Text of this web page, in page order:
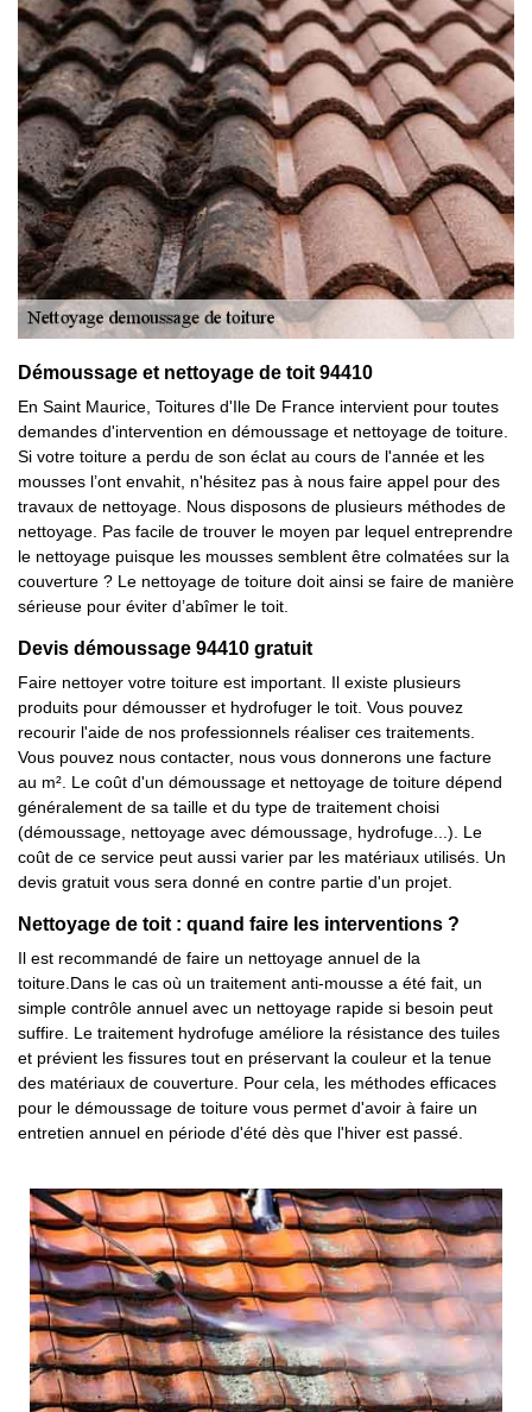
Démoussage et nettoyage de toit 94410
En Saint Maurice, Toitures d'Ile De France intervient pour toutes
demandes d'intervention en démoussage et nettoyage de toiture.
Si votre toiture a perdu de son éclat au cours de l'année et les
mousses l’ont envahit, n'hésitez pas à nous faire appel pour des
travaux de nettoyage. Nous disposons de plusieurs méthodes de
nettoyage. Pas facile de trouver le moyen par lequel entreprendre
le nettoyage puisque les mousses semblent être colmatées sur la
couverture ? Le nettoyage de toiture doit ainsi se faire de manière
sérieuse pour éviter d’abîmer le toit.
Devis démoussage 94410 gratuit
Faire nettoyer votre toiture est important. Il existe plusieurs
produits pour démousser et hydrofuger le toit. Vous pouvez
recourir l'aide de nos professionnels réaliser ces traitements.
Vous pouvez nous contacter, nous vous donnerons une facture
au m². Le coût d'un démoussage et nettoyage de toiture dépend
généralement de sa taille et du type de traitement choisi
(démoussage, nettoyage avec démoussage, hydrofuge...). Le
coût de ce service peut aussi varier par les matériaux utilisés. Un
devis gratuit vous sera donné en contre partie d'un projet.
Nettoyage de toit : quand faire les interventions ?
Il est recommandé de faire un nettoyage annuel de la
toiture.Dans le cas où un traitement anti-mousse a été fait, un
simple contrôle annuel avec un nettoyage rapide si besoin peut
suffire. Le traitement hydrofuge améliore la résistance des tuiles
et prévient les fissures tout en préservant la couleur et la tenue
des matériaux de couverture. Pour cela, les méthodes efficaces
pour le démoussage de toiture vous permet d'avoir à faire un
entretien annuel en période d'été dès que l'hiver est passé.